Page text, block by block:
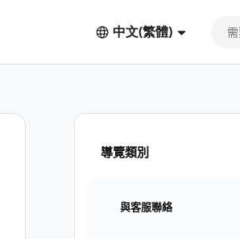
中文(繁體)
導覽類別
與客服聯絡